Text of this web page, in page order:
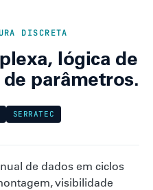
DISCRETA
lógica de
parâmetros.
SERRATEC
de dados em ciclos
visibilidade